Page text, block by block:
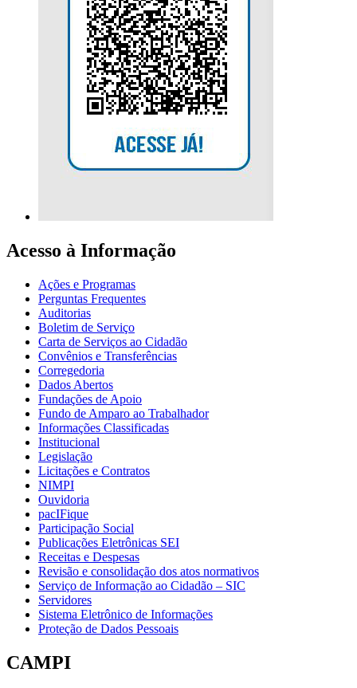
Acesso à Informação
Ações e Programas
Perguntas Frequentes
Auditorias
Boletim de Serviço
Carta de Serviços ao Cidadão
Convênios e Transferências
Corregedoria
Dados Abertos
Fundações de Apoio
Fundo de Amparo ao Trabalhador
Informações Classificadas
Institucional
Legislação
Licitações e Contratos
NIMPI
Ouvidoria
pacIFique
Participação Social
Publicações Eletrônicas SEI
Receitas e Despesas
Revisão e consolidação dos atos normativos
Serviço de Informação ao Cidadão – SIC
Servidores
Sistema Eletrônico de Informações
Proteção de Dados Pessoais
CAMPI